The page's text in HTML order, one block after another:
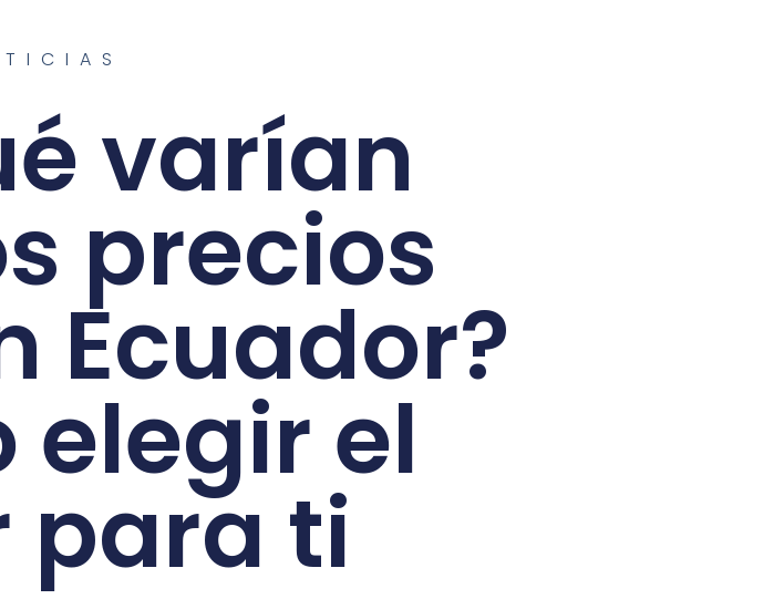
varían
precios
Ecuador?
elegir el
para ti